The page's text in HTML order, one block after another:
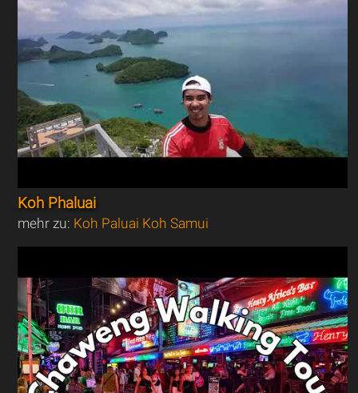
Koh Phaluai
mehr zu: Koh Paluai Koh Samui